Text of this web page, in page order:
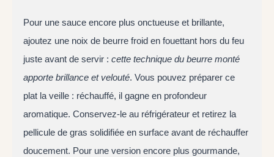
Pour une sauce encore plus onctueuse et brillante,
ajoutez une noix de beurre froid en fouettant hors du feu
juste avant de servir : cette technique du beurre monté
apporte brillance et velouté. Vous pouvez préparer ce
plat la veille : réchauffé, il gagne en profondeur
aromatique. Conservez-le au réfrigérateur et retirez la
pellicule de gras solidifiée en surface avant de réchauffer
doucement. Pour une version encore plus gourmande,